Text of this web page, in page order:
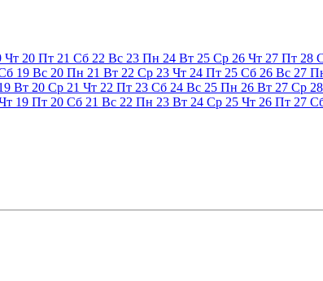
Чт 20 Пт 21 Сб 22 Вс 23 Пн 24 Вт 25 Ср 26 Чт 27 Пт 28
19 Вс 20 Пн 21 Вт 22 Ср 23 Чт 24 Пт 25 Сб 26 Вс 27
Вт 20 Ср 21 Чт 22 Пт 23 Сб 24 Вс 25 Пн 26 Вт 27 Ср 28
19 Пт 20 Сб 21 Вс 22 Пн 23 Вт 24 Ср 25 Чт 26 Пт 27